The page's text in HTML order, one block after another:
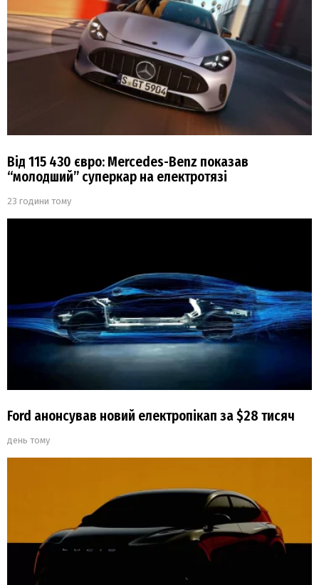
Від 115 430 євро: Mercedes-Benz показав
“молодший” суперкар на електротязі
23 години тому
Ford анонсував новий електропікап за $28 тисяч
день тому